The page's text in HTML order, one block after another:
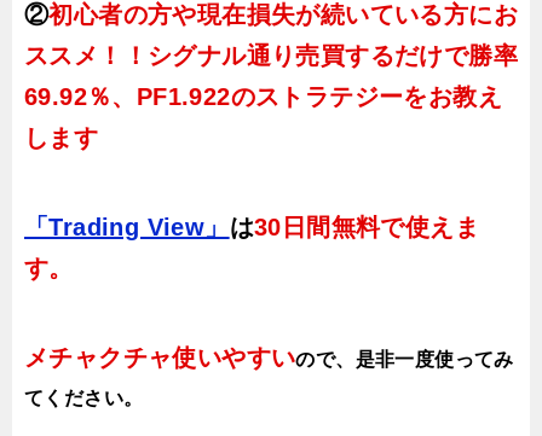
②初心者の方や現在損失が続いている方にお
ススメ！！シグナル通り売買するだけで勝率
69.92％、PF1.922のストラテジーをお教え
します
「Trading View」 は30日間無料で使えま
す。
メチャクチャ使いやすいので、 是非一度使ってみ
てください。